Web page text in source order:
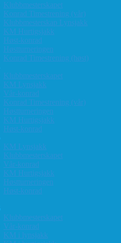
Klubbmesterskapet
Konrad Timestrening (vår)
Klubbmesterskap Lynsjakk
KM Hurtigsjakk
Høst-konrad
Høstturneringen
Konrad Timestrening (høst)
Klubbmesterskapet
KM Lynsjakk
Vår-konrad
Konrad Timestrening (vår)
Høstturneringen
KM Hurtigsjakk
Høst-konrad
KM Lynsjakk
Klubbmesterskapet
Vår-konrad
KM Hurtigsjakk
Høstturneringen
Høst-konrad
Klubbmesterskapet
Vår-konrad
KM i lynsjakk